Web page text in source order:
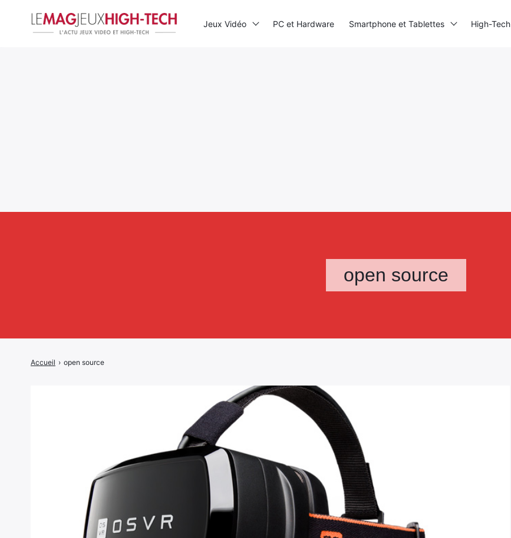
open source
Accueil › open source
Jeux Vidéo PC et Hardware Smartphone et Tablettes High-Tech